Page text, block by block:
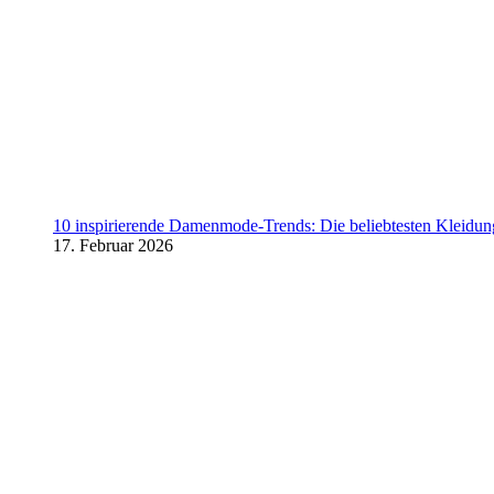
10 inspirierende Damenmode-Trends: Die beliebtesten
17. Februar 2026